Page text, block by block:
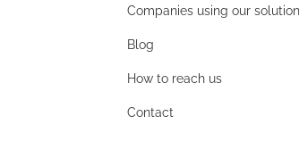
Companies using our
Blog
How to reach us
Contact